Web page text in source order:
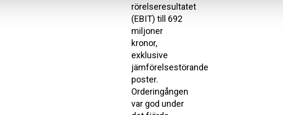
rörelseresultatet
(EBIT) till 692
miljoner
kronor,
exklusive
jämförelsestörande
poster.
Orderingången
var god under